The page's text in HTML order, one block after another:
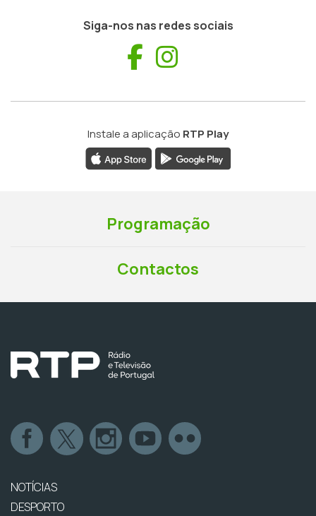
Siga-nos nas redes sociais
Facebook
Instale a aplicação RTP Play
Programação
Contactos
NOTÍCIAS
DESPORTO